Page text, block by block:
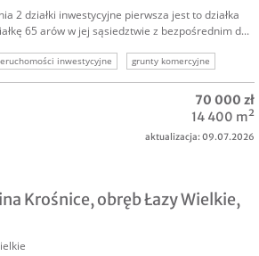
2 działki inwestycyjne pierwsza jest to działka
65 arów w jej sąsiedztwie z bezpośrednim d...
inwestycyjne
grunty komercyjne
sprzedam ziemię inwestycyjną
Krośnice, obręb Łazy Wielkie,
70 000 zł
14 400 m²
aktualizacja: 09.07.2026